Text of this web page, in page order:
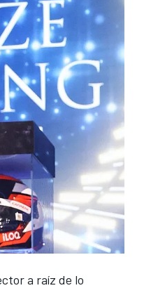
a raíz de lo